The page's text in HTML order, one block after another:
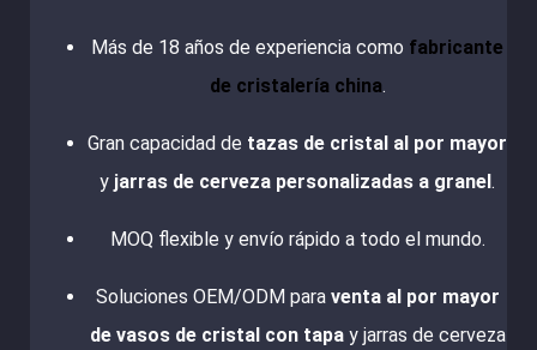
Más de 18 años de experiencia como fabricante
de cristalería china.
Gran capacidad de tazas de cristal al por mayor
y jarras de cerveza personalizadas a granel.
MOQ flexible y envío rápido a todo el mundo.
Soluciones OEM/ODM para venta al por mayor
de vasos de cristal con tapay jarras de cerveza